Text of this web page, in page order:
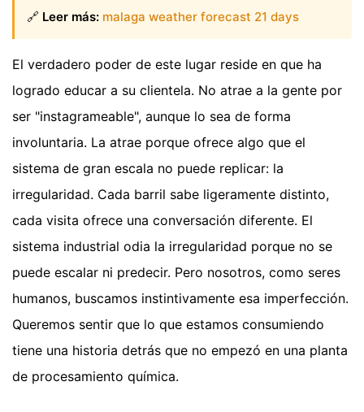
🔗 Leer más: malaga weather forecast 21 days
El verdadero poder de este lugar reside en que ha
logrado educar a su clientela. No atrae a la gente por
ser "instagrameable", aunque lo sea de forma
involuntaria. La atrae porque ofrece algo que el
sistema de gran escala no puede replicar: la
irregularidad. Cada barril sabe ligeramente distinto,
cada visita ofrece una conversación diferente. El
sistema industrial odia la irregularidad porque no se
puede escalar ni predecir. Pero nosotros, como seres
humanos, buscamos instintivamente esa imperfección.
Queremos sentir que lo que estamos consumiendo
tiene una historia detrás que no empezó en una planta
de procesamiento química.